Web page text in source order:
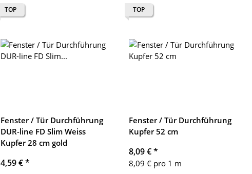
TOP
Fenster / Tür Durchführung
DUR-line FD Slim Weiss
Kupfer 28 cm gold
4,59 €*
TOP
Fenster / Tür Durchführung
Kupfer 52 cm
8,09 €*
8,09 € pro 1 m